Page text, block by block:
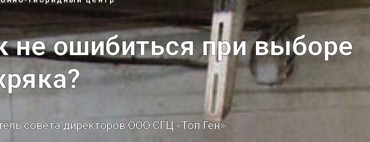
не ошибиться при выборе
совета директоров ООО СГЦ «Топ Ген»